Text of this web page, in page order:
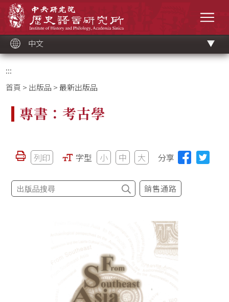
中文
:::
首頁 > 出版品 > 最新出版品
專書：考古學
列印 字型 小 中 大 分享
銷售通路